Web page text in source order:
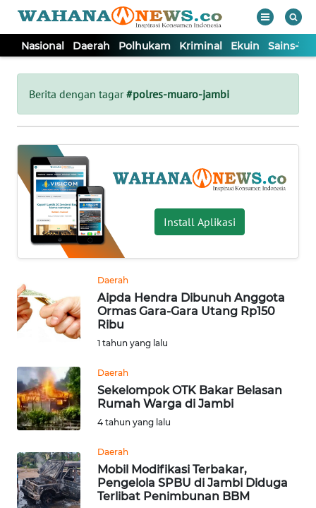
Nasional Daerah Polhukam Kriminal Ekuin Sains-
Berita dengan tagar#polres-muaro-jambi
Install Aplikasi
Daerah
Aipda Hendra Dibunuh Anggota
Ormas Gara-Gara Utang Rp150
Ribu
1 tahun yang lalu
Daerah
Sekelompok OTK Bakar Belasan
Rumah Warga di Jambi
4 tahun yang lalu
Daerah
Mobil Modifikasi Terbakar,
Pengelola SPBU di Jambi Diduga
Terlibat Penimbunan BBM
Tutup
NASIONAL
DAERAH
POLHUKAM
KRIMINAL
EKUIN
SAINS-TEKNO
KESEHATAN
INTERNASIONAL
PENDIDIKAN